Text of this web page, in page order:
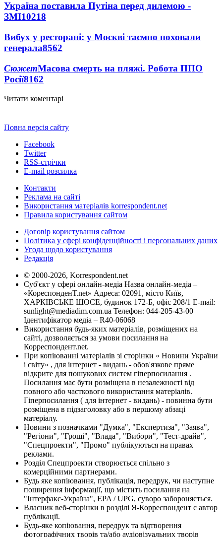
Україна поставила Путіна перед дилемою -
ЗМІ10218
Вибух у ресторані: у Москві таємно поховали
генерала8562
СюжетМасова смерть на пляжі. Робота ППО
Росії8162
Читати коментарі
Повна версія сайту
Facebook
Twitter
RSS-стрічки
E-mail розсилка
Контакти
Реклама на сайті
Використання матеріалів korrespondent.net
Правила користування сайтом
Договір користування сайтом
Політика у сфері конфіденційності і персональних даних
Угода щодо користування
Редакція
© 2000-2026, Korrespondent.net
Суб'єкт у сфері онлайн-медіа Назва онлайн-медіа –
«КореспонденТ.net» Адреса: 02091, місто Київ,
ХАРКІВСЬКЕ ШОСЕ, будинок 172-Б, офіс 208/1 E-mail:
sunlight@mediadim.com.ua Телефон: 044-205-43-00
Ідентифікатор медіа – R40-06068
Використання будь-яких матеріалів, розміщених на
сайті, дозволяється за умови посилання на
Корреспондент.net.
При копіюванні матеріалів зі сторінки « Новини України
і світу» , для інтернет - видань - обов'язкове пряме
відкрите для пошукових систем гіперпосилання .
Посилання має бути розміщена в незалежності від
повного або часткового використання матеріалів.
Гіперпосилання ( для інтернет - видань) - повинна бути
розміщена в підзаголовку або в першому абзаці
матеріалу.
Новини з позначками "Думка", "Експертиза", "Заява",
"Регіони", "Гроші", "Влада", "Вибори", "Тест-драйв",
"Спецпроекти", "Промо" публікуються на правах
реклами.
Розділ Спецпроекти створюється спільно з
комерційними партнерами.
Будь яке копіювання, публікація, передрук, чи наступне
поширення інформації, що містить посилання на
"Інтерфакс-Україна", EPA / UPG, суворо забороняється.
Власник веб-сторінки в розділі Я-Корреспондент є автор
публікації.
Будь-яке копіювання, передрук та відтворення
фотографічних творів та/або аудіовізуальних творів